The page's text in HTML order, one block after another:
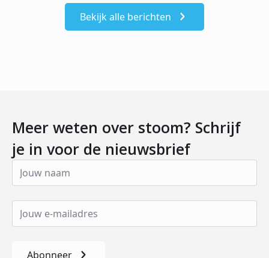
Bekijk alle berichten
Meer weten over stoom? Schrijf
je in voor de nieuwsbrief
Abonneer